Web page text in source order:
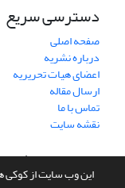
این وب سایت از کوکی
دسترسی سریع
صفحه اصلی
درباره نشریه
اعضای هیات تحریریه
ارسال مقاله
تماس با ما
نقشه سایت
سامانه مدیریت